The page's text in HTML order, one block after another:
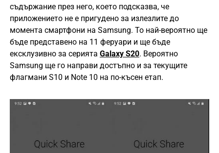
съдържание през него, което подсказва, че
приложението не е пригудено за излезлите до
момента смартфони на Samsung. То най-вероятно ще
бъде представено на 11 феруари и ще бъде
ексклузивно за серията Galaxy S20. Вероятно
Samsung ще го направи достъпно и за текущите
флагмани S10 и Note 10 на по-късен етап.